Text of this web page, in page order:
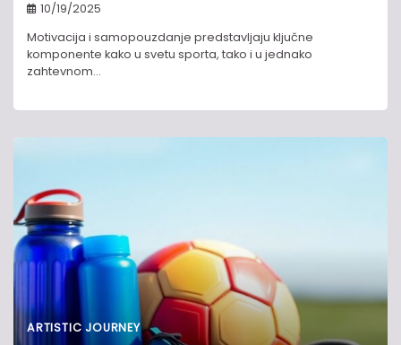
10/19/2025
Motivacija i samopouzdanje predstavljaju ključne
komponente kako u svetu sporta, tako i u jednako
zahtevnom…
ARTISTIC JOURNEY